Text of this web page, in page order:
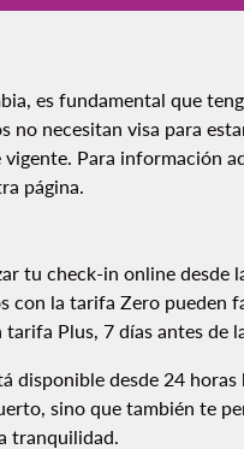
es fundamental que
no necesitan visa para
Para información
página.
tu check-in online desde
con la tarifa Zero pueden
Plus, 7 días antes de
disponible desde 24 horas
sino que también te
tranquilidad.